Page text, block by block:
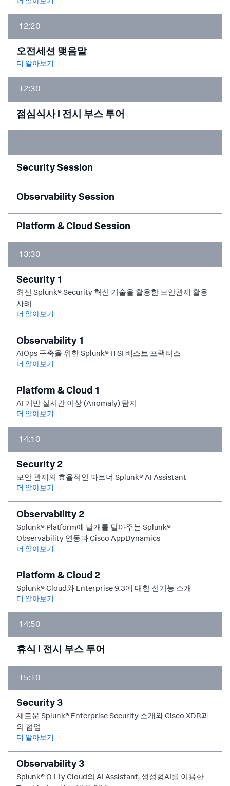
더 알아보기
12:20
오전세션 맺음말
더 알아보기
12:30
점심식사 l 전시 부스 투어
Security Session
Observability Session
Platform & Cloud Session
13:30
Security 1
최신 Splunk® Security 혁신 기술을 활용한 보안관제 활용
사례
더 알아보기
Observability 1
AIOps 구축을 위한 Splunk® ITSI 베스트 프랙티스
더 알아보기
Platform & Cloud 1
AI 기반 실시간 이상 (Anomaly) 탐지
더 알아보기
14:10
Security 2
보안 관제의 효율적인 파트너 Splunk® AI Assistant
더 알아보기
Observability 2
Splunk® Platform에 날개를 달아주는 Splunk®
Observability 연동과 Cisco AppDynamics
더 알아보기
Platform & Cloud 2
Splunk® Cloud와 Enterprise 9.3에 대한 신기능 소개
더 알아보기
14:50
휴식 l 전시 부스 투어
15:10
Security 3
새로운 Splunk® Enterprise Security 소개와 Cisco XDR과
의 협업
더 알아보기
Observability 3
Splunk® O11y Cloud의 AI Assistant, 생성형AI를 이용한